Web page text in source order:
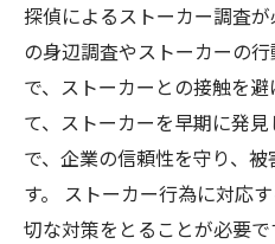
探偵によるストーカー調査
の身辺調査やストーカーの
で、ストーカーとの接触を
て、ストーカーを早期に発
で、企業の信頼性を守り、
す。 ストーカー行為に対応
切な対策をとることが必要